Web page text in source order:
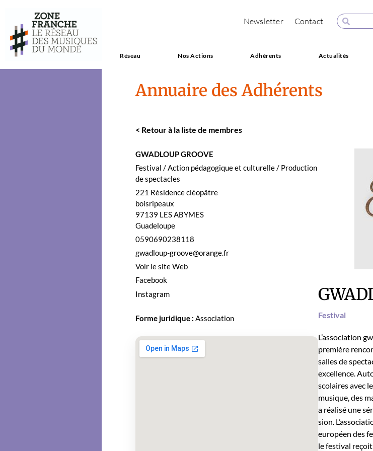
Newsletter Contact
Réseau Nos Actions Adhérents Actualités
Annuaire des Adhérents
< Retour à la liste de mem­bres
GWADLOUP GROOVE
Fes­ti­val / Action péd­a­gogique et cul­turelle / Pro­duc­tion
de spec­ta­cles
221 Rési­dence cléopâtre
bois­ri­peaux
97139 LES ABYMES
Guade­loupe
0590690238118
gwadloup-groove@orange.fr
Voir le site Web
Face­book
Insta­gram
Forme juridique : Asso­ci­a­tion Fes­ti­val
L’as­so­ci­a­tion
pre­mière
salles de
excel­lence.
sco­laires avec
musique, des
a réal­isé une
sion.
européen des
le fes­ti­val